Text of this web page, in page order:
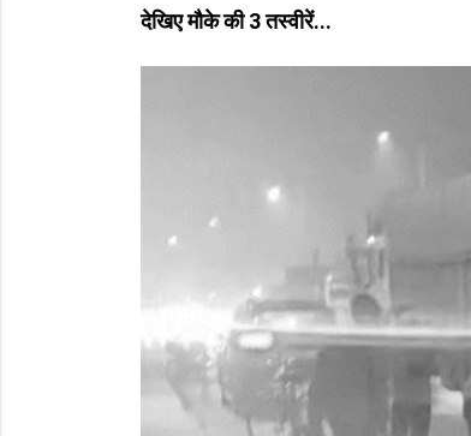
देखिए मौके की 3 तस्वीरें...